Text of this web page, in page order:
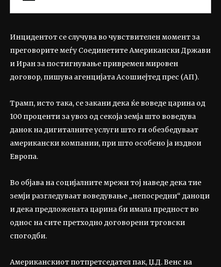
Инцидентот се случува во чувствителен момент за
преговорите меѓу Соединетите Американски Држави
и Иран за постигнување привремен мировен
договор, пишува агенцијата Асошиејтед прес (АП).
Трамп, исто така, се закани дека ќе воведе царина од
100 проценти за увоз од секоја земја што воведува
данок на дигиталните услуги што ги обезбедуваат
американски компании, при што особено ја издвои
Европа.
Во објава на социјалните мрежи тој наведе дека тие
земји разгледуваат воведување „непосредни“ даноци
и дека предложената царина би имала предност во
однос на сите претходно договорени трговски
спогодби.
Американскиот потпретседател пак, Џ.Д. Венс на